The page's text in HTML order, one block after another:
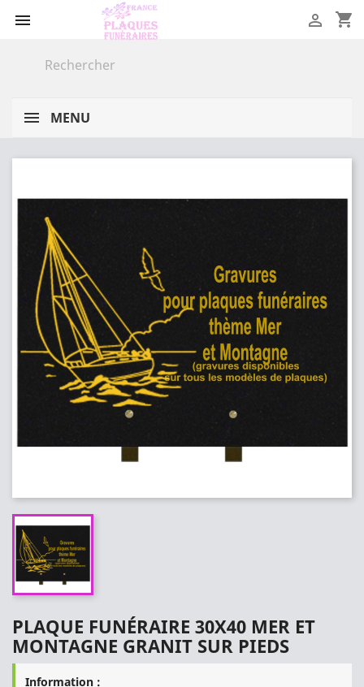
 shopping_cart

MENU
PLAQUE FUNÉRAIRE 30X40 MER ET
MONTAGNE GRANIT SUR PIEDS
Information :